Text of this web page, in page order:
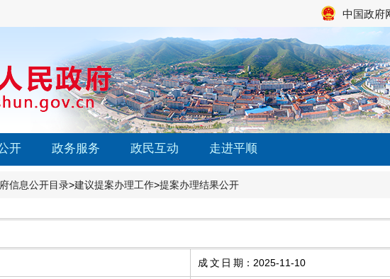
中国政府
开 政务服务 政民互动 走进平顺
信息公开目录>建议提案办理工作>提案办理结果公开
成文日期 ： 2025-11-10